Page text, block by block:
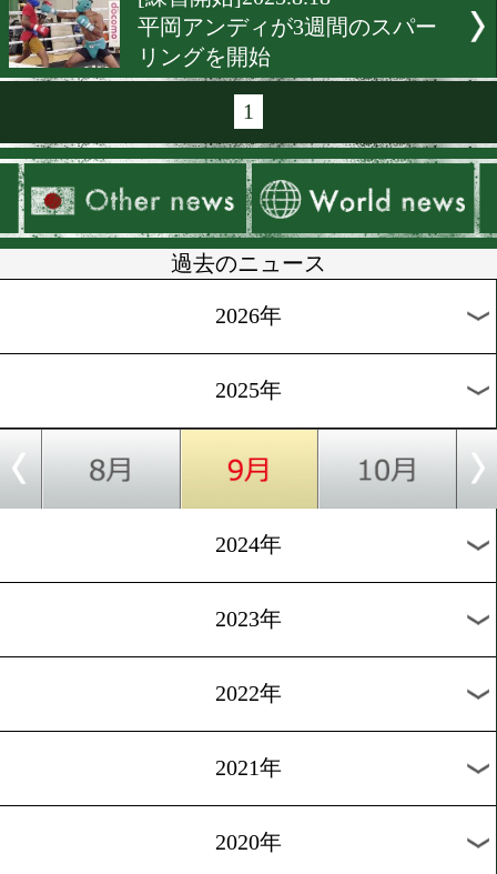
WBO-APフライ級王者・長
範が初防衛へ向け調整
[スパーリング]2025.8.22
井上尚弥「イメージどおり
た」
[練習映像]2025.8.19
坂井優太と松本磨宙をチェ
8.21(土)は若武者祭り
[練習映像]2025.8.19
龍也に注目!
[練習開始]2025.8.18
平岡アンディが3週間のス
リングを開始
過去のニュース